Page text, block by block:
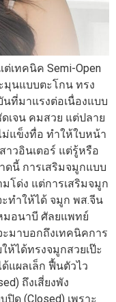
เทคนิค Semi-Open
มุนแบบตะโกน ทรง
ที่มาแรงต่อเนื่องแบบ
เจน คมสวย แต่ปลาย
แข็งทื่อ ทำให้ใบหน้า
วอินเตอร์ แต่รู้หรือ
ดนี้ การเสริมจมูกแบบ
โด่ง แต่การเสริมจมูก
ทำให้ได้ จมูก พส.จีน
อนาบี ศัลยแพทย์
ะมาบอกถึงเทคนิคการ
ห้ได้ทรงจมูกสวยเป๊ะ
แผลเล็ก ฟื้นตัวไว
ถึงเสี่ยงพัง
ด (Closed) เพราะ